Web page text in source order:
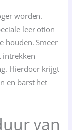
worden.
leerlotion
houden. Smeer
intrekken
Hierdoor krijgt
en barst het
van